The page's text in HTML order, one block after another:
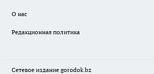
О нас
Редакционная политика
Сетевое издание gorodok.bz